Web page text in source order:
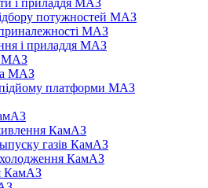
і приладдя МАЗ
потужностей МАЗ
МАЗ
і приладдя МАЗ
МАЗ
МАЗ
платформи МАЗ
КамАЗ
газів КамАЗ
КамАЗ
КамАЗ